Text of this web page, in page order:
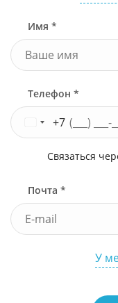
Имя *
Телефон *
+7
Связаться
Почта *
У